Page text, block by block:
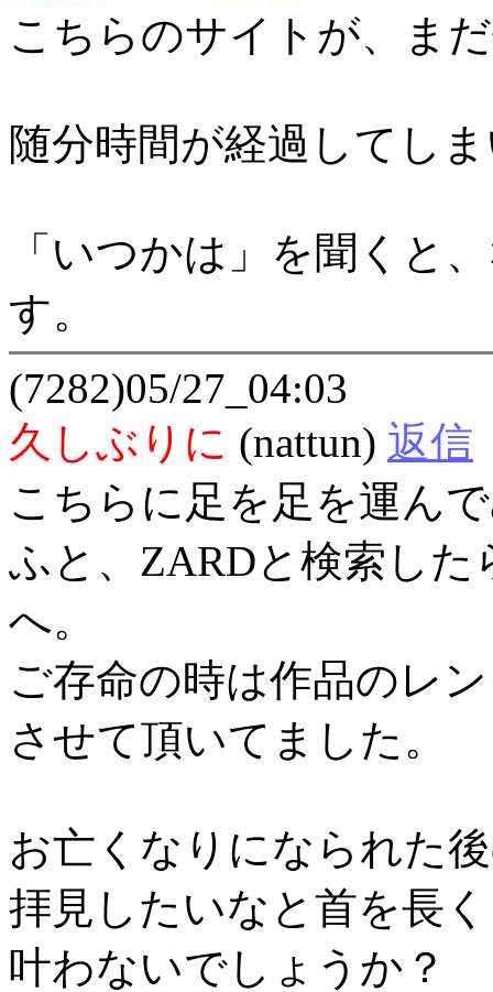
こちらのサイトが、ま
随分時間が経過してし
「いつかは」を聞くと
す。
(7282)05/27_04:03
久しぶりに (nattun) 返信
こちらに足を足を運ん
ふと、ZARDと検索し
へ。
ご存命の時は作品のレ
させて頂いてました。
お亡くなりになられた
拝見したいなと首を長
叶わないでしょうか？